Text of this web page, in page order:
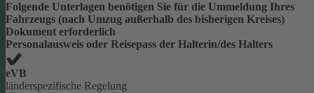
Folgende Unterlagen benötigen Sie für die Ummeldung Ihres
Fahrzeugs (nach Umzug außerhalb des bisherigen Kreises)
Dokument erforderlich
Personalausweis oder Reisepass der Halterin/des Halters
eVB
länderspezifische Regelung